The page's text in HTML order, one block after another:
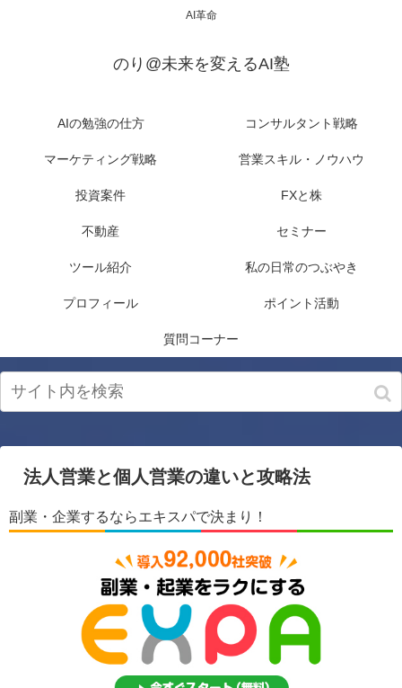
AI革命
のり@未来を変えるAI塾
AIの勉強の仕方 コンサルタント戦略
マーケティング戦略 営業スキル・ノウハウ
投資案件 FXと株
不動産 セミナー
ツール紹介 私の日常のつぶやき
プロフィール ポイント活動
質問コーナー
法人営業と個人営業の違いと攻略法
副業・企業するならエキスパで決まり！